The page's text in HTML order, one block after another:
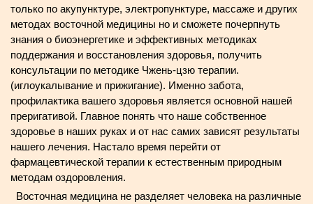
только по акупунктуре, электропунктуре, массаже и других
методах восточной медицины но и сможете почерпнуть
знания о биоэнергетике и эффективных методиках
поддержания и восстановления здоровья, получить
консультации по методике Чжень-цзю терапии.
(иглоукалывание и прижигание). Именно забота,
профилактика вашего здоровья является основной нашей
преригативой. Главное понять что наше собственное
здоровье в наших руках и от нас самих зависят результаты
нашего лечения. Настало время перейти от
фармацевтической терапии к естественным природным
методам оздоровления.
Восточная медицина не разделяет человека на различные